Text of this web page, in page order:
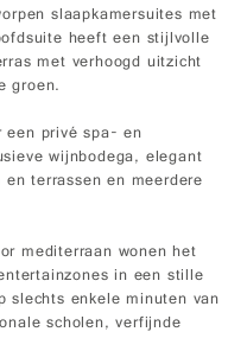
slaapkamersuites met
heeft een stijlvolle
met verhoogd uitzicht
groen.
een privé spa- en
wijnbodega, elegant
terrassen en meerdere
mediterraan wonen het
in een stille
slechts enkele minuten van
scholen, verfijnde